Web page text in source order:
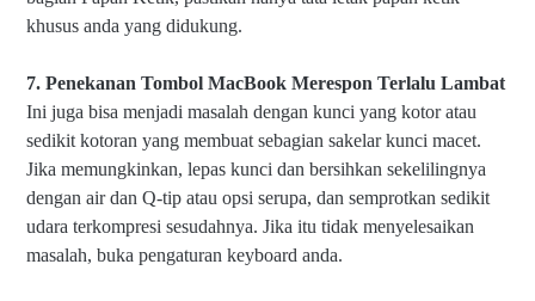
khusus anda yang didukung.
7. Penekanan Tombol MacBook Merespon Terlalu Lambat
Ini juga bisa menjadi masalah dengan kunci yang kotor atau
sedikit kotoran yang membuat sebagian sakelar kunci macet.
Jika memungkinkan, lepas kunci dan bersihkan sekelilingnya
dengan air dan Q-tip atau opsi serupa, dan semprotkan sedikit
udara terkompresi sesudahnya. Jika itu tidak menyelesaikan
masalah, buka pengaturan keyboard anda.